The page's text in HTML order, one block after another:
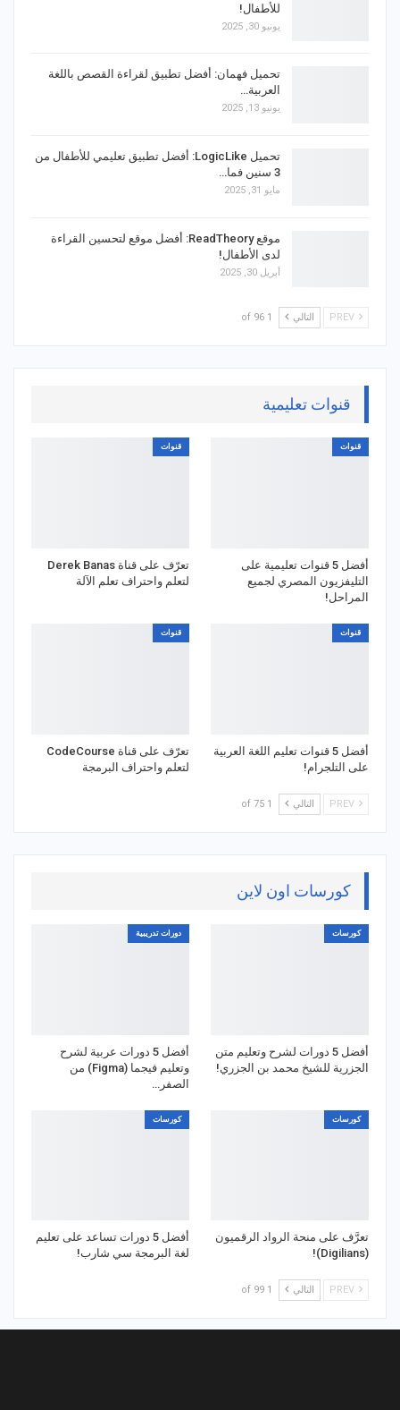
للأطفال!
يونيو 30, 2025
تحميل فهمان: أفضل تطبيق لقراءة القصص باللغة
العربية…
يونيو 13, 2025
تحميل LogicLike: أفضل تطبيق تعليمي للأطفال من
3 سنين فما…
مايو 31, 2025
موقع ReadTheory: أفضل موقع لتحسين القراءة
لدى الأطفال!
أبريل 30, 2025
التالي 1 of 96
قنوات تعليمية
قنوات
أفضل 5 قنوات تعليمية على
التليفزيون المصري لجميع
المراحل!
قنوات
تعرّف على قناة Derek Banas
لتعلم واحتراف تعلم الآلة
قنوات
أفضل 5 قنوات تعليم اللغة العربية
على التلجرام!
قنوات
تعرّف على قناة CodeCourse
لتعلم واحتراف البرمجة
التالي 1 of 75
كورسات اون لاين
كورسات
أفضل 5 دورات لشرح وتعليم متن
الجزرية للشيخ محمد بن الجزري!
دورات تدريبية
أفضل 5 دورات عربية لشرح
وتعليم فيجما (Figma) من
الصفر…
كورسات
تعرَّف على منحة الرواد الرقميون
(Digilians)!
كورسات
أفضل 5 دورات تساعد على تعليم
لغة البرمجة سي شارب!
التالي 1 of 99